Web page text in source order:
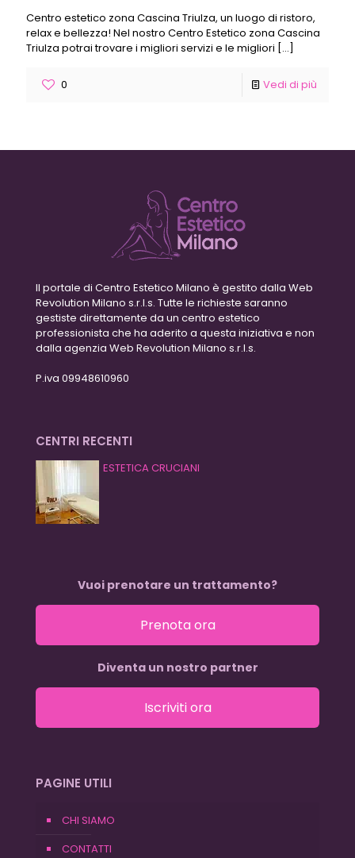
Centro estetico zona Cascina Triulza, un luogo di ristoro,
relax e bellezza! Nel nostro Centro Estetico zona Cascina
Triulza potrai trovare i migliori servizi e le migliori […]
0 Vedi di più
Il portale di Centro Estetico Milano è gestito dalla Web
Revolution Milano s.r.l.s. Tutte le richieste saranno
gestiste direttamente da un centro estetico
professionista che ha aderito a questa iniziativa e non
dalla agenzia Web Revolution Milano s.r.l.s.
P.iva 09948610960
CENTRI RECENTI
ESTETICA CRUCIANI
Vuoi prenotare un trattamento?
Prenota ora
Diventa un nostro partner
Iscriviti ora
PAGINE UTILI
CHI SIAMO
CONTATTI